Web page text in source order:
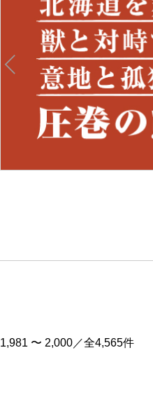
1,981 〜 2,000／全4,565件